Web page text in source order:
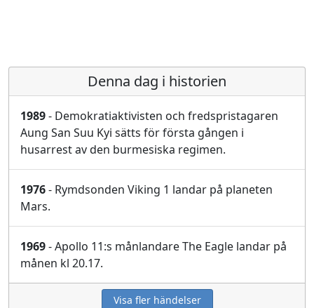
Denna dag i historien
1989- Demokratiaktivisten och fredspristagaren
Aung San Suu Kyi sätts för första gången i
husarrest av den burmesiska regimen.
1976- Rymdsonden Viking 1 landar på planeten
Mars.
1969- Apollo 11:s månlandare The Eagle landar på
månen kl 20.17.
Visa fler händelser